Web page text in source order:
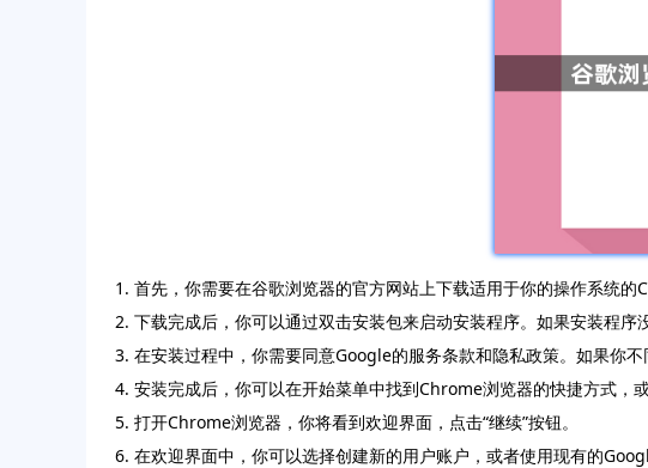
1. 首先，你需要在谷歌浏览器的官方网站上下载适用于你的操作系统
2. 下载完成后，你可以通过双击安装包来启动安装程序。如果安装程序
3. 在安装过程中，你需要同意Google的服务条款和隐私政策。如果你不
4. 安装完成后，你可以在开始菜单中找到Chrome浏览器的快捷方式，
5. 打开Chrome浏览器，你将看到欢迎界面，点击“继续”按钮。
6. 在欢迎界面中，你可以选择创建新的用户账户，或者使用现有的